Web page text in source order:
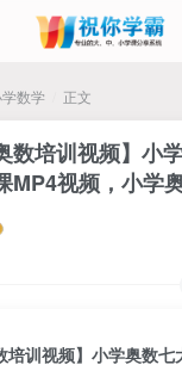
数学 正文
数培训视频】小
MP4视频，小学